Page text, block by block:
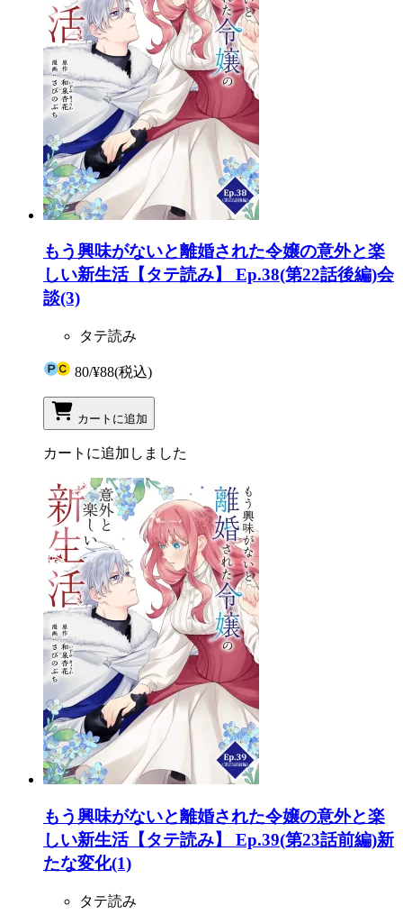
もう興味がないと離婚された令嬢の意外と楽
しい新生活【タテ読み】 Ep.38(第22話後編)会
談(3)
タテ読み
80/¥88(税込)
カートに追加
カートに追加しました
もう興味がないと離婚された令嬢の意外と楽
しい新生活【タテ読み】 Ep.39(第23話前編)新
たな変化(1)
タテ読み